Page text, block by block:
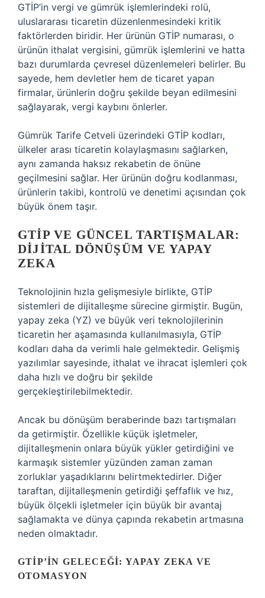
GTİP’in vergi ve gümrük işlemlerindeki rolü,
uluslararası ticaretin düzenlenmesindeki kritik
faktörlerden biridir. Her ürünün GTİP numarası, o
ürünün ithalat vergisini, gümrük işlemlerini ve hatta
bazı durumlarda çevresel düzenlemeleri belirler. Bu
sayede, hem devletler hem de ticaret yapan
firmalar, ürünlerin doğru şekilde beyan edilmesini
sağlayarak, vergi kaybını önlerler.
Gümrük Tarife Cetveli üzerindeki GTİP kodları,
ülkeler arası ticaretin kolaylaşmasını sağlarken,
aynı zamanda haksız rekabetin de önüne
geçilmesini sağlar. Her ürünün doğru kodlanması,
ürünlerin takibi, kontrolü ve denetimi açısından çok
büyük önem taşır.
GTİP VE GÜNCEL TARTIŞMALAR:
DIJITAL DÖNÜŞÜM VE YAPAY
ZEKA
Teknolojinin hızla gelişmesiyle birlikte, GTİP
sistemleri de dijitalleşme sürecine girmiştir. Bugün,
yapay zeka (YZ) ve büyük veri teknolojilerinin
ticaretin her aşamasında kullanılmasıyla, GTİP
kodları daha da verimli hale gelmektedir. Gelişmiş
yazılımlar sayesinde, ithalat ve ihracat işlemleri çok
daha hızlı ve doğru bir şekilde
gerçekleştirilebilmektedir.
Ancak bu dönüşüm beraberinde bazı tartışmaları
da getirmiştir. Özellikle küçük işletmeler,
dijitalleşmenin onlara büyük yükler getirdiğini ve
karmaşık sistemler yüzünden zaman zaman
zorluklar yaşadıklarını belirtmektedirler. Diğer
taraftan, dijitalleşmenin getirdiği şeffaflık ve hız,
büyük ölçekli işletmeler için büyük bir avantaj
sağlamakta ve dünya çapında rekabetin artmasına
neden olmaktadır.
GTİP’IN GELECEĞI: YAPAY ZEKA VE
OTOMASYON